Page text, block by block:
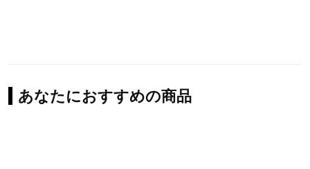
あなたにおすすめの商品